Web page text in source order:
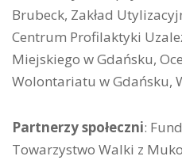
Brubeck, Zakład
Centrum Profilaktyki
Miejskiego w Gdańsku,
Wolontariatu w Gdańsku,
Partnerzy społeczni:
Towarzystwo Walki z